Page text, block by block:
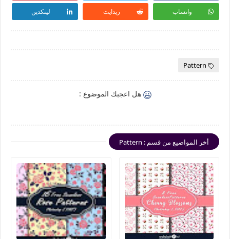
واتساب ريدايت لينكدين
Pattern
هل اعجبك الموضوع :
أخر المواضيع من قسم : Pattern